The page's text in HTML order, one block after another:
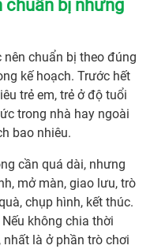
chuẩn bị những
chuẩn bị theo đúng
kế hoạch. Trước hết
trẻ em, trẻ ở độ tuổi
trong nhà hay ngoài
bao nhiêu.
cần quá dài, nhưng
mở màn, giao lưu, trò
chụp hình, kết thúc.
không chia thời
là ở phần trò chơi